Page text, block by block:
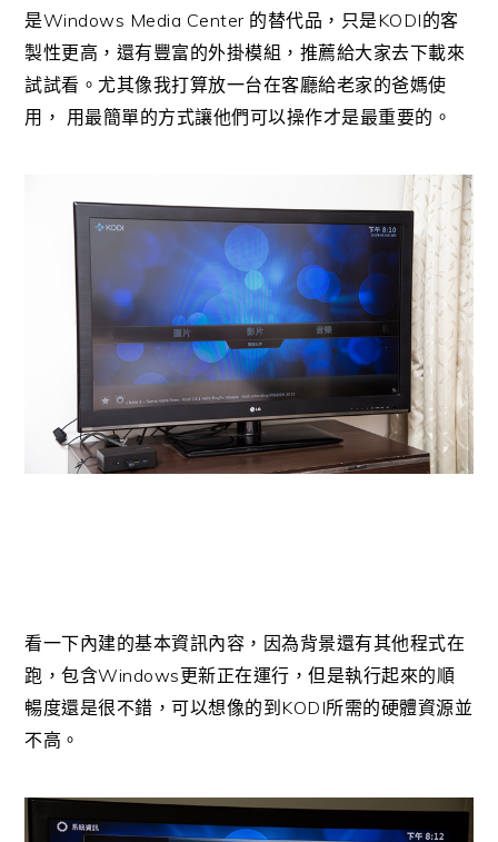
是Windows Media Center 的替代品，只是KODI的客
製性更高，還有豐富的外掛模組，推薦給大家去下載來
試試看。尤其像我打算放一台在客廳給老家的爸媽使
用，
用最簡單的方式讓他們可以操作才是最重要的。
看一下內建的基本資訊內容，因為背景還有其他程式在
跑，包含Windows 更新正在運行，但是執行起來的順
暢度還是很不錯，可以想像的到 KODI所需的硬體資源並
不高。